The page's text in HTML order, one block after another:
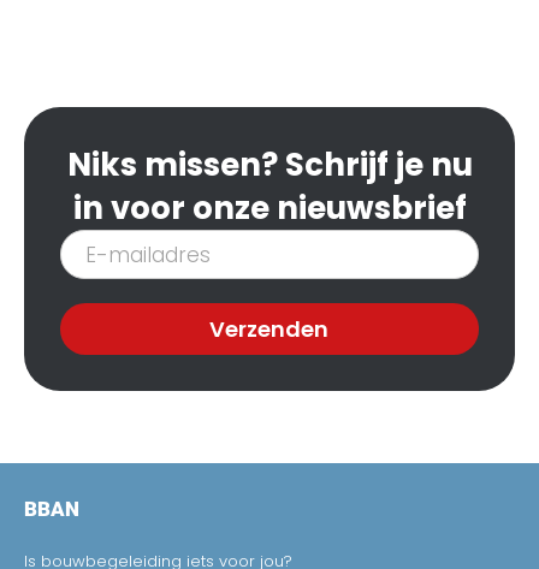
Niks missen? Schrijf je nu
in voor onze nieuwsbrief
Inschrijven
nieuwsbrief
Verzenden
BBAN
Is bouwbegeleiding iets voor jou?